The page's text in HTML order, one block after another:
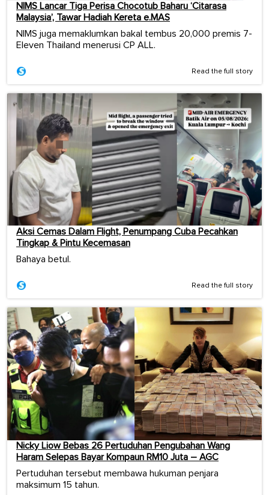
NIMS Lancar Tiga Perisa Chocotub Baharu ‘Citarasa
Malaysia’, Tawar Hadiah Kereta e.MAS
NIMS juga memaklumkan bakal tembus 20,000 premis 7-
Eleven Thailand menerusi CP ALL.
Read the full story
Aksi Cemas Dalam Flight, Penumpang Cuba Pecahkan
Tingkap & Pintu Kecemasan
Bahaya betul.
Read the full story
Nicky Liow Bebas 26 Pertuduhan Pengubahan Wang
Haram Selepas Bayar Kompaun RM10 Juta – AGC
Pertuduhan tersebut membawa hukuman penjara
maksimum 15 tahun.